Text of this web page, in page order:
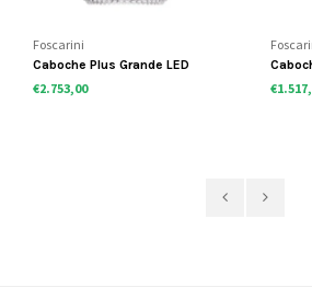
Foscarini
Caboche Plus Grande LED
hanglamp
€2.753,00